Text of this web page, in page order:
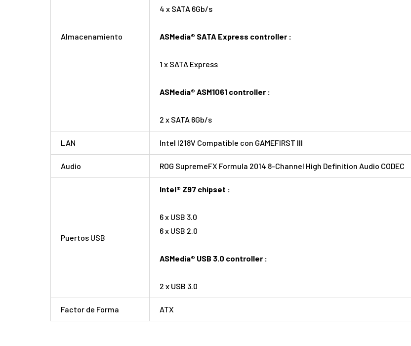
Almacenamiento
4 x SATA 6Gb/s
ASMedia® SATA Express controller :
1 x SATA Express
ASMedia® ASM1061 controller :
2 x SATA 6Gb/s
LAN Intel I218V Compatible con GAMEFIRST III
Audio ROG SupremeFX Formula 2014 8-Channel High Definition Audio CODEC
Puertos USB
Intel® Z97 chipset :
6 x USB 3.0
6 x USB 2.0
ASMedia® USB 3.0 controller :
2 x USB 3.0
Factor de Forma ATX